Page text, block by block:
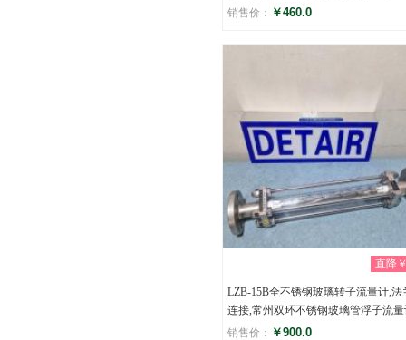
销售价： ￥460.0
评分
直降
LZB-15B全不锈钢玻璃转子流量计,法
连接,常州双环不锈钢玻璃管浮子流
销售价： ￥900.0